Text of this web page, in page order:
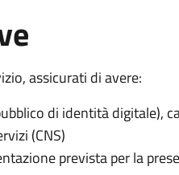
assicurati di avere:
di identità digitale),
(CNS)
prevista per la